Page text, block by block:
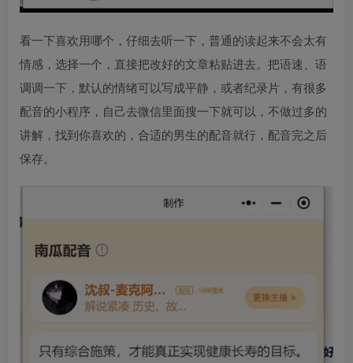
看一下喜欢用哪个，仔细去听一下，普通的读起来不会太有
情感，选择一个，直接把改好的文章粘贴进去。把语速、语
调调一下，默认的情绪可以写成平静，或者纪录片，有很多
配音的小程序，自己去微信里面搜一下就可以，不做过多的
讲解，找到你喜欢的，合适的男生的配音就行，配音完之后
保存。​